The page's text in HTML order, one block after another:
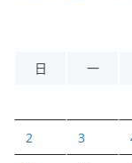
日
一
2 3